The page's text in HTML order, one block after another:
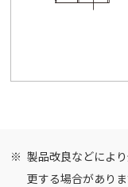
製品改良などによ
更する場合がありま